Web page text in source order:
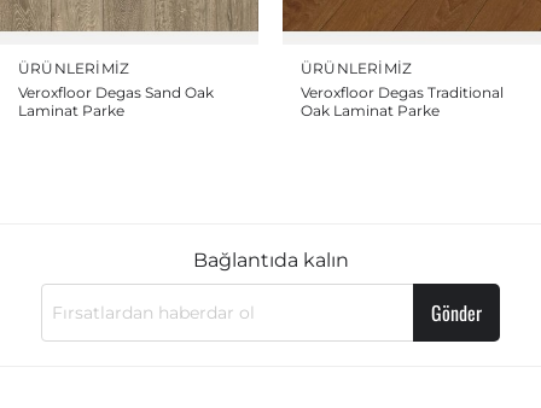
ÜRÜNLERIMIZ
Veroxfloor Degas Sand Oak
Laminat Parke
ÜRÜNLERIMIZ
Veroxfloor Degas Traditional
Oak Laminat Parke
Bağlantıda kalın
Gönder